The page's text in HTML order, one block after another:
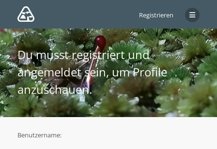
Registrieren
Du musst registriert und
angemeldet sein, um Profile
anzuschauen.
Benutzername: